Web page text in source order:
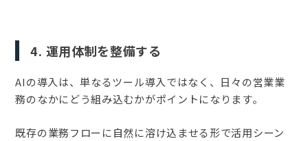
4. 運用体制を整備する
AIの導入は、単なるツール導入ではなく、日々の営業業
務のなかにどう組み込むかがポイントになります。
既存の業務フローに自然に溶け込ませる形で活用シーン